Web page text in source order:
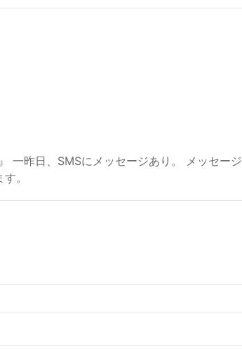
一昨日、SMSにメッセージあり。 メッセージ
。